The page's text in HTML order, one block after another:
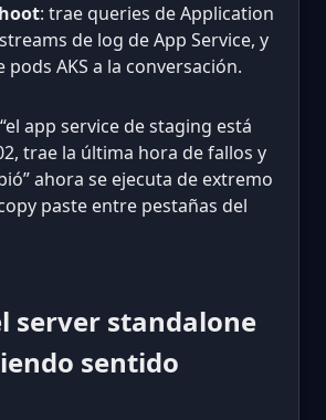
: trae queries de Application
de log de App Service, y
pods AKS a la conversación.
app service de staging está
trae la última hora de fallos y
ahora se ejecuta de extremo
paste entre pestañas del
server standalone
sentido